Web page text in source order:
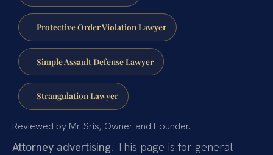
Protective Order Violation Lawyer
Simple Assault Defense Lawyer
Strangulation Lawyer
Reviewed by Mr. Sris, Owner and Founder.
Attorney advertising. This page is for general